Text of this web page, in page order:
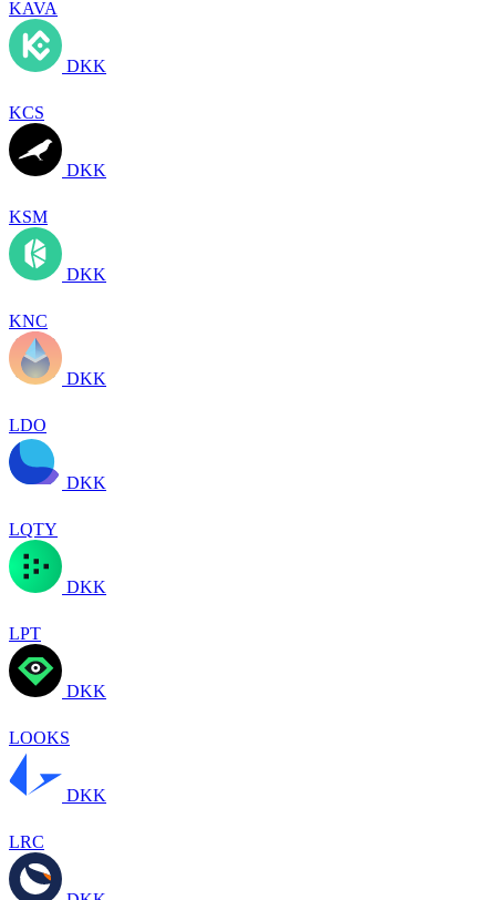
KAVA
DKK
KCS
DKK
KSM
DKK
KNC
DKK
LDO
DKK
LQTY
DKK
LPT
DKK
LOOKS
DKK
LRC